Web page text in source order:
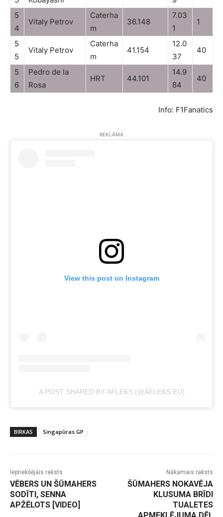
5
4
Vitaly Petrov
Caterha
m
36.148
7.03
1
1
5
5
Vitaly Petrov
Caterha
m
41.154
12.0
37
40
5
6
Pedro de la
Rosa
HRT 44.101
14.9
84
40
Info: F1Fanatics
REKLĀMA
View this post on Instagram
A POST SHARED BY AFLEKS (@AFLEKS.EU)
BIRKAS Singapūras GP
Iepriekšējais raksts
VĒBERS UN ŠŪMAHERS
SODĪTI, SENNA
APŽĒLOTS [VIDEO]
Nākamais raksts
ŠŪMAHERS NOKAVĒJA
KLUSUMA BRĪDI
TUALETES